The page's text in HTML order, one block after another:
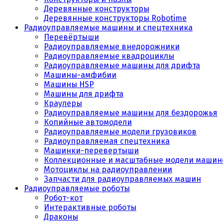
Деревянные конструкторы
Деревянные конструкторы Robotime
Радиоуправляемые машины и спецтехника
Перевёртыши
Радиоуправляемые внедорожники
Радиоуправляемые квадроциклы
Радиоуправляемые машины для дрифта
Машины-амфибии
Машины HSP
Машины для дрифта
Краулеры
Радиоуправляемые машины для бездорожья
Копийные автомодели
Радиоуправляемые модели грузовиков
Радиоуправляемая спецтехника
Машинки-перевертыши
Коллекционные и масштабные модели
Мотоциклы на радиоуправлении
Запчасти для радиоуправляемых машин
Радиоуправляемые роботы
Робот-кот
Интерактивные роботы
Драконы